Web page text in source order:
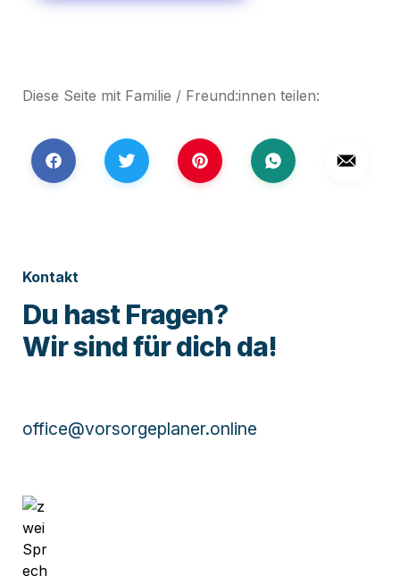
Diese Seite mit Familie / Freund:innen teilen:
Kontakt
Du hast Fragen?
Wir sind für dich da!
office@vorsorgeplaner.online